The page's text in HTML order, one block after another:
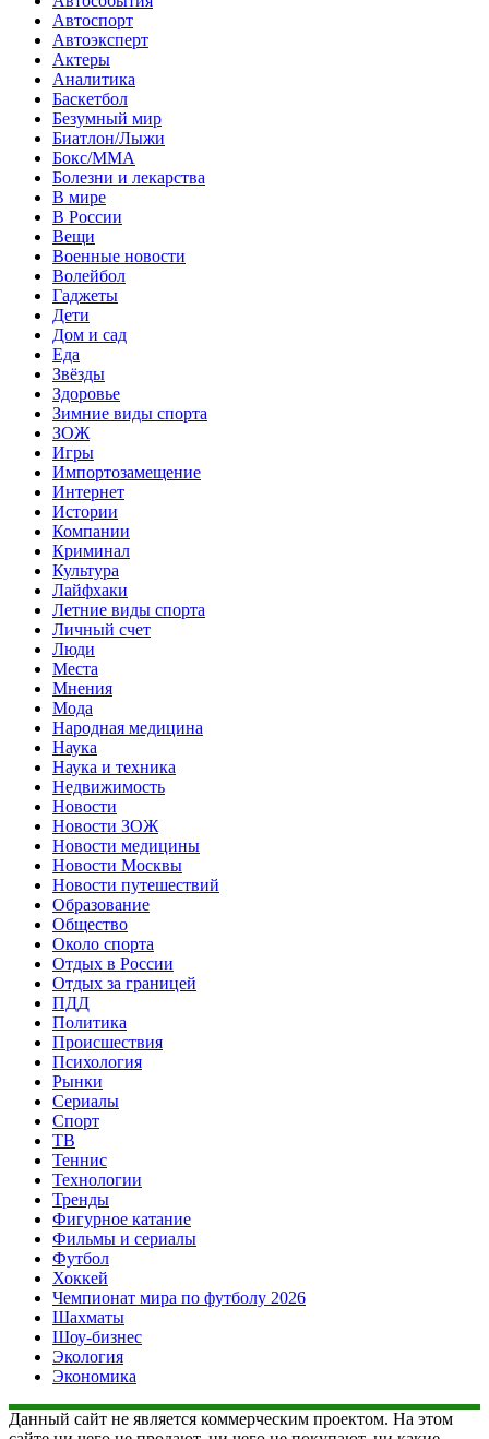
Автоспорт
Автоэксперт
Актеры
Аналитика
Баскетбол
Безумный мир
Биатлон/Лыжи
Бокс/MMA
Болезни и лекарства
В мире
В России
Вещи
Военные новости
Волейбол
Гаджеты
Дети
Дом и сад
Еда
Звёзды
Здоровье
Зимние виды спорта
ЗОЖ
Игры
Импортозамещение
Интернет
Истории
Компании
Криминал
Культура
Лайфхаки
Летние виды спорта
Личный счет
Люди
Места
Мнения
Мода
Народная медицина
Наука
Наука и техника
Недвижимость
Новости
Новости ЗОЖ
Новости медицины
Новости Москвы
Новости путешествий
Образование
Общество
Около спорта
Отдых в России
Отдых за границей
ПДД
Политика
Происшествия
Психология
Рынки
Сериалы
Спорт
ТВ
Теннис
Технологии
Тренды
Фигурное катание
Фильмы и сериалы
Футбол
Хоккей
Чемпионат мира по футболу 2026
Шахматы
Шоу-бизнес
Экология
Экономика
Данный сайт не является коммерческим проектом. На этом